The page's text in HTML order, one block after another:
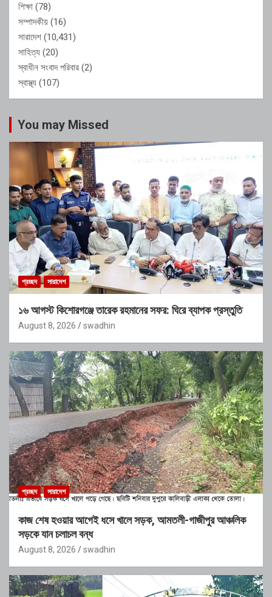
শিক্ষা (78)
সম্পাদকীয় (16)
সারাদেশ (10,431)
সাহিত্য (20)
স্বাধীন সংবাদ পরিবার (2)
স্বাস্থ্য (107)
You may Missed
প্রচ্ছদ সারাদেশ
১৬ আগস্ট কিশোরগঞ্জে তারেক রহমানের সফর: ঘিরে ব্যাপক প্রস্তুতি
August 8, 2026 swadhin
প্রচ্ছদ সারাদেশ
কাজ শেষ হওয়ার আগেই ধসে খালে সড়ক, আমতলী-গাজীপুর আঞ্চলিক
সড়কে যান চলাচল বন্ধ
August 8, 2026 swadhin